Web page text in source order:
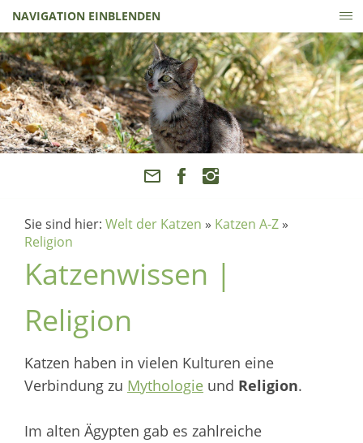
NAVIGATION EINBLENDEN
Sie sind hier: Welt der Katzen » Katzen A-Z »
Religion
Katzenwissen |
Religion
Katzen haben in vielen Kulturen eine
Verbindung zu Mythologie und Religion.
Im alten Ägypten gab es zahlreiche